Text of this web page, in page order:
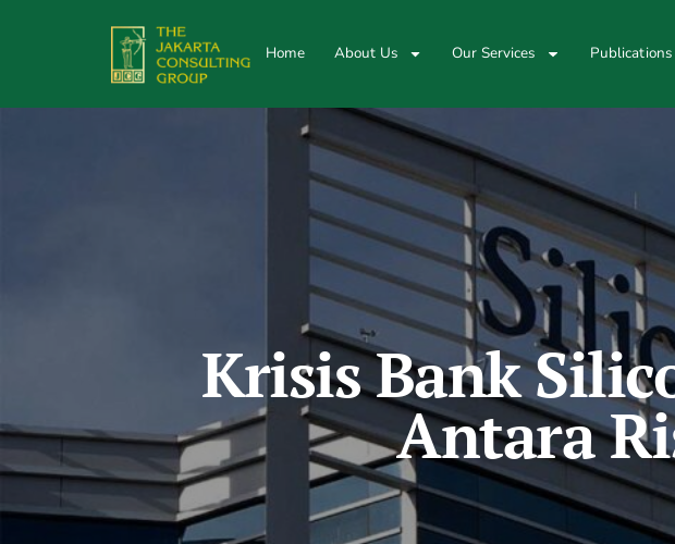
Home About Us Our Services Publications
Krisis Bank
Antara